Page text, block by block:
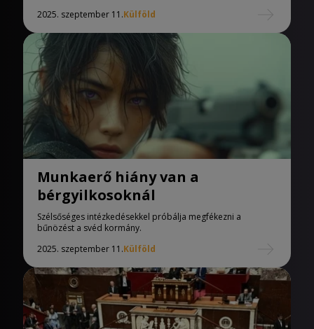
2025. szeptember 11.Külföld
Munkaerő hiány van a
bérgyilkosoknál
Szélsőséges intézkedésekkel próbálja megfékezni a
bűnözést a svéd kormány.
2025. szeptember 11.Külföld